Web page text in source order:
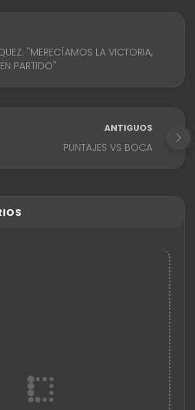
"MERECÍAMOS LA VICTORIA,
PARTIDO"
ANTIGUOS
PUNTAJES VS BOCA